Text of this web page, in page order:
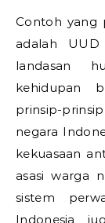
Contoh yang
adalah
landasan
kehidupan
prinsip-
negara
kekuasaan
asasi warga
sistem
Indonesia